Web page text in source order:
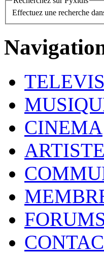
Effectuez une recherche
CINEMA